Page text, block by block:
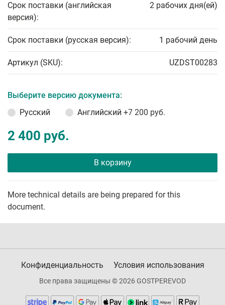
Срок поставки (английская
версия):
2 рабочих дня(ей)
Срок поставки (русская версия): 1 рабочий день
Артикул (SKU): UZDST00283
Выберите версию документа:
Русский
Английский +7 200 руб.
2 400 руб.
В корзину
More technical details are being prepared for this
document.
Конфиденциальность Условия использования
Все права защищены © 2026 GOSTPEREVOD